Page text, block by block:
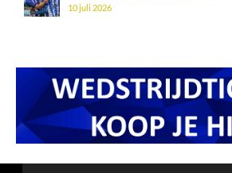
10 juli 2026